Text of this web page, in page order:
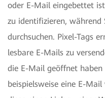
oder E-Mail eingebettet
zu identifizieren, während
durchsuchen. Pixel-Tags
lesbare E-Mails zu
die E-Mail geöffnet
beispielsweise eine E-